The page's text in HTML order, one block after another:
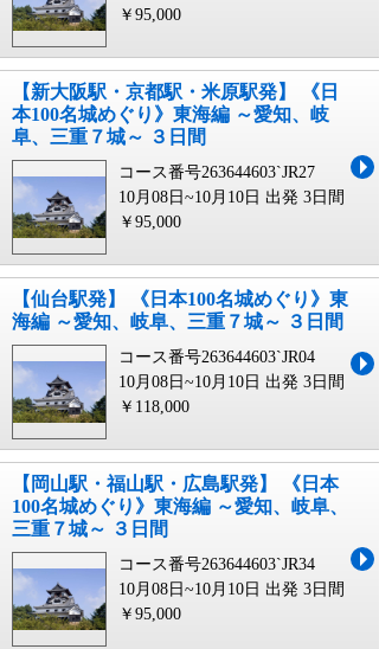
￥95,000
【新大阪駅・京都駅・米原駅発】 《日
本100名城めぐり》東海編 ～愛知、岐
阜、三重７城～ ３日間
コース番号263644603`JR27
10月08日~10月10日 出発 3日間
￥95,000
【仙台駅発】 《日本100名城めぐり》東
海編 ～愛知、岐阜、三重７城～ ３日間
コース番号263644603`JR04
10月08日~10月10日 出発 3日間
￥118,000
【岡山駅・福山駅・広島駅発】 《日本
100名城めぐり》東海編 ～愛知、岐阜、
三重７城～ ３日間
コース番号263644603`JR34
10月08日~10月10日 出発 3日間
￥95,000